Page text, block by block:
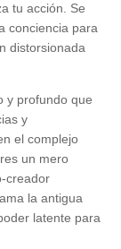
tu acción. Se
conciencia para
distorsionada
y profundo que
y
el complejo
un mero
creador
la antigua
latente para